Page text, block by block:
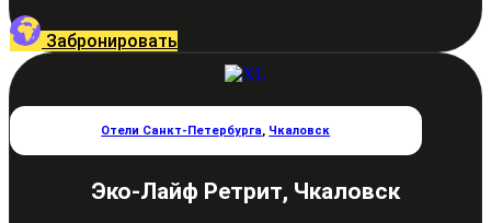
Забронировать
Отели Санкт-Петербурга, Чкаловск
Эко-Лайф Ретрит, Чкаловск